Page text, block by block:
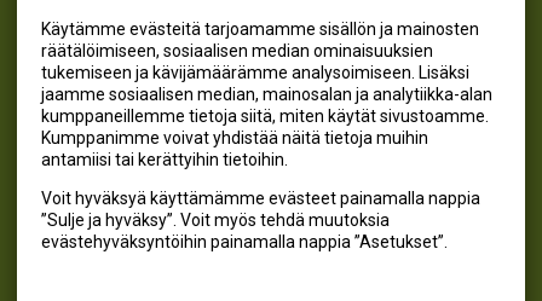
Käytämme evästeitä tarjoamamme sisällön ja mainosten
räätälöimiseen, sosiaalisen median ominaisuuksien
tukemiseen ja kävijämäärämme analysoimiseen. Lisäksi
jaamme sosiaalisen median, mainosalan ja analytiikka-alan
kumppaneillemme tietoja siitä, miten käytät sivustoamme.
Kumppanimme voivat yhdistää näitä tietoja muihin
antamiisi tai kerättyihin tietoihin.
Voit hyväksyä käyttämämme evästeet painamalla nappia
”Sulje ja hyväksy”. Voit myös tehdä muutoksia
evästehyväksyntöihin painamalla nappia ”Asetukset”.
SEURAA MEITÄ
@kivikangaskalastus
@kivikangaskasvihuoneet
@kivikangaskasvihuoneet
Kivikangas Oy